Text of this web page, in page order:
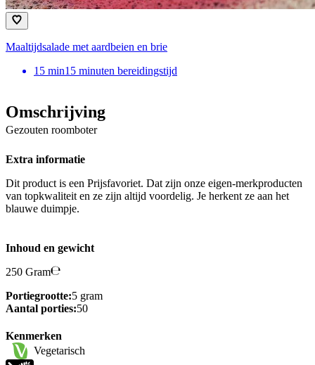
Maaltijdsalade met aardbeien en brie
15 min15 minuten bereidingstijd
Omschrijving
Gezouten roomboter
Extra informatie
Dit product is een Prijsfavoriet. Dat zijn onze eigen-merkproducten
van topkwaliteit en ze zijn altijd voordelig. Je herkent ze aan het
blauwe duimpje.
Inhoud en gewicht
250 Gram
Portiegrootte:5 gram
Aantal porties:50
Kenmerken
Vegetarisch